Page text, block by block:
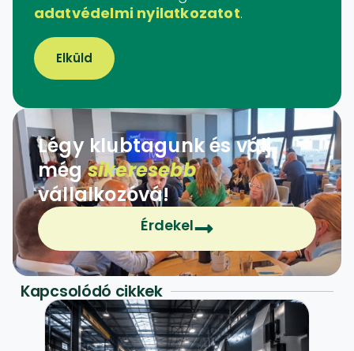
adatvédelmi nyilatkozatot.
Elküld
Légy klubtagunk és válj
mégsikeresebb
vállalkozóvá!
Érdekel
Kapcsolódó cikkek